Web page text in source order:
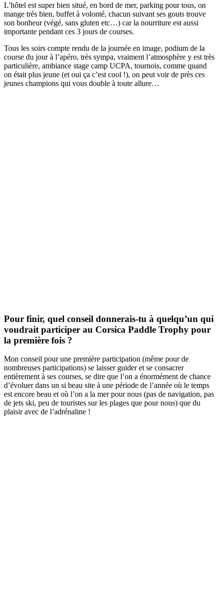
L’hôtel est super bien situé, en bord de mer, parking pour tous, on
mange très bien, buffet à volonté, chacun suivant ses gouts trouve
son bonheur (végé, sans gluten etc…) car la nourriture est aussi
importante pendant ces 3 jours de courses.
Tous les soirs compte rendu de la journée en image, podium de la
course du jour à l’apéro, très sympa, vraiment l’atmosphère y est très
particulière, ambiance stage camp UCPA, tournois, comme quand
on était plus jeune (et oui ça c’est cool !), on peut voir de près ces
jeunes champions qui vous double à toute allure…
Pour finir, quel conseil donnerais-tu à quelqu’un qui
voudrait participer au Corsica Paddle Trophy pour
la première fois ?
Mon conseil pour une première participation (même pour de
nombreuses participations) se laisser guider et se consacrer
entièrement à ses courses, se dire que l’on a énormément de chance
d’évoluer dans un si beau site à une période de l’année où le temps
est encore beau et où l’on a la mer pour nous (pas de navigation, pas
de jets ski, peu de touristes sur les plages que pour nous) que du
plaisir avec de l’adrénaline !